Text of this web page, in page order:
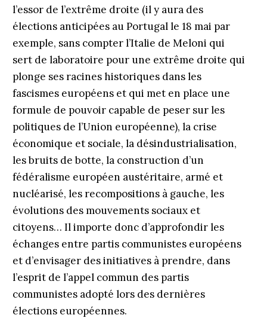
l’essor de l’extrême droite (il y aura des
élections anticipées au Portugal le 18 mai par
exemple, sans compter l’Italie de Meloni qui
sert de laboratoire pour une extrême droite qui
plonge ses racines historiques dans les
fascismes européens et qui met en place une
formule de pouvoir capable de peser sur les
politiques de l’Union européenne), la crise
économique et sociale, la désindustrialisation,
les bruits de botte, la construction d’un
fédéralisme européen austéritaire, armé et
nucléarisé, les recompositions à gauche, les
évolutions des mouvements sociaux et
citoyens… Il importe donc d’approfondir les
échanges entre partis communistes européens
et d’envisager des initiatives à prendre, dans
l’esprit de l’appel commun des partis
communistes adopté lors des dernières
élections européennes.